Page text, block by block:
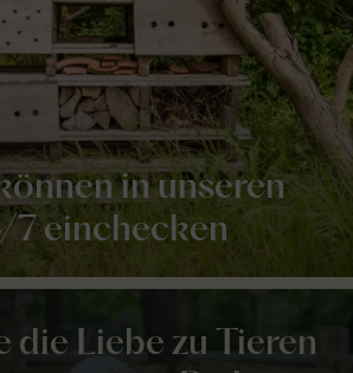
in unseren
7 einchecken
die Liebe zu Tieren